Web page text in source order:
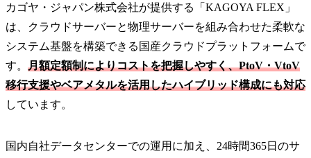
カゴヤ・ジャパン株式会社が提供する「KAGOYA FLEX」
は、クラウドサーバーと物理サーバーを組み合わせた柔軟な
システム基盤を構築できる国産クラウドプラットフォームで
す。 月額定額制によりコストを把握しやすく、PtoV・VtoV
移行支援やベアメタルを活用したハイブリッド構成にも対応
しています。
国内自社データセンターでの運用に加え、24時間365日のサ